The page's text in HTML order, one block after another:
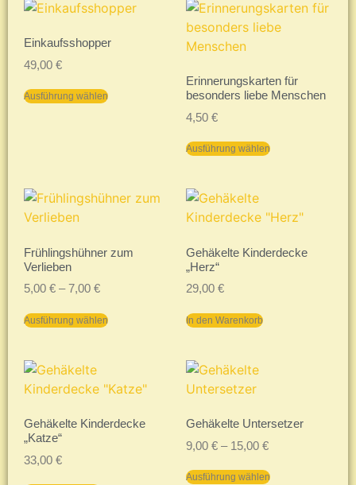
Einkaufsshopper
49,00 €
Ausführung wählen
Erinnerungskarten für
besonders liebe Menschen
4,50 €
Ausführung wählen
Frühlingshühner zum
Verlieben
5,00 € –7,00 €
Ausführung wählen
Gehäkelte Kinderdecke
„Herz“
29,00 €
In den Warenkorb
Gehäkelte Kinderdecke
„Katze“
33,00 €
Gehäkelte Untersetzer
9,00 € – 15,00 €
Ausführung wählen